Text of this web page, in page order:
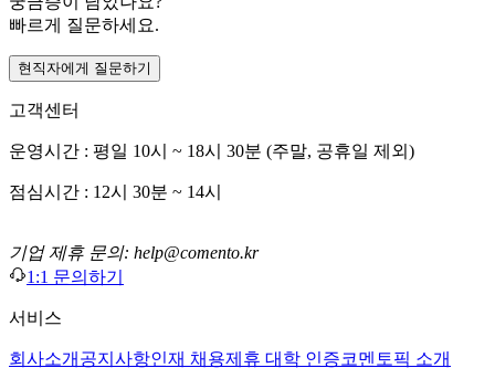
빠르게 질문하세요.
현직자에게 질문하기
고객센터
운영시간 : 평일 10시 ~ 18시 30분 (주말, 공휴일 제외)
점심시간 : 12시 30분 ~ 14시
기업 제휴 문의: help@comento.kr
1:1 문의하기
서비스
회사소개 공지사항인재 채용제휴 대학 인증코멘토픽 소개